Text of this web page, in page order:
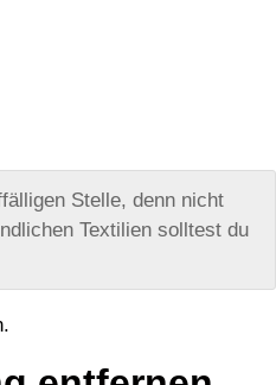
Stelle, denn nicht
Textilien solltest du